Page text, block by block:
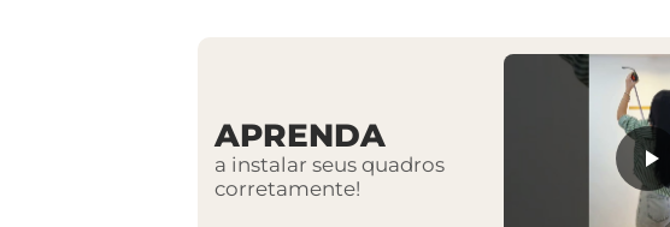
APRENDA
a instalar seus quadros
corretamente!